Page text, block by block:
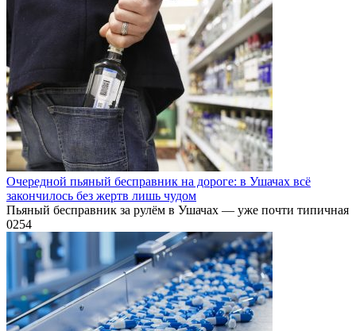
Очередной пьяный бесправник на дороге: в Ушачах всё
закончилось без жертв лишь чудом
Пьяный бесправник за рулём в Ушачах — уже почти типичная
0254